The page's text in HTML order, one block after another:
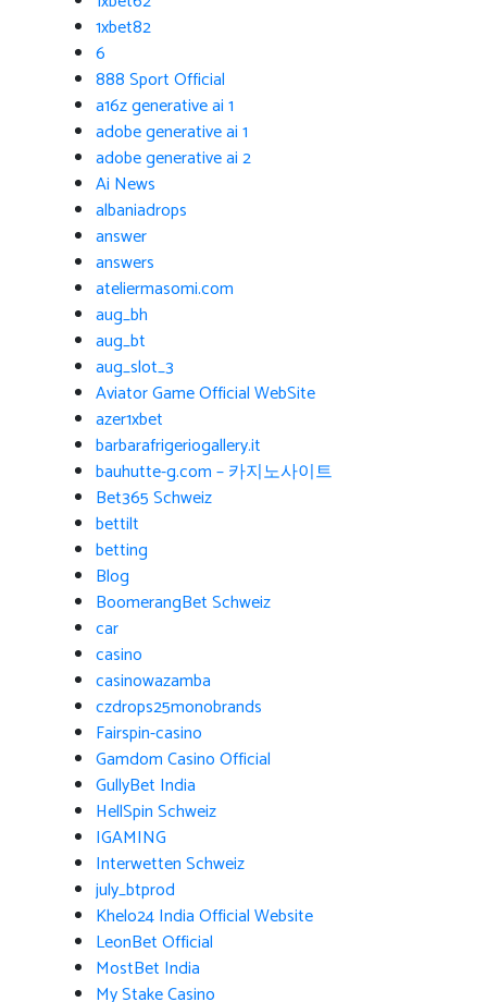
1xbet82
6
888 Sport Official
a16z generative ai 1
adobe generative ai 1
adobe generative ai 2
Ai News
albaniadrops
answer
answers
ateliermasomi.com
aug_bh
aug_bt
aug_slot_3
Aviator Game Official WebSite
azer1xbet
barbarafrigeriogallery.it
bauhutte-g.com – 카지노사이트
Bet365 Schweiz
bettilt
betting
Blog
BoomerangBet Schweiz
car
casino
casinowazamba
czdrops25monobrands
Fairspin-casino
Gamdom Casino Official
GullyBet India
HellSpin Schweiz
IGAMING
Interwetten Schweiz
july_btprod
Khelo24 India Official Website
LeonBet Official
MostBet India
My Stake Casino